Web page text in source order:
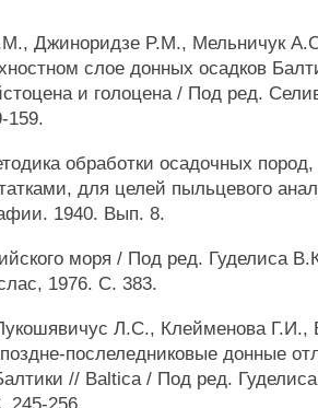
Джиноридзе P.M., Мельничук
слое донных осадков
и голоцена / Под ред.
159.
обработки осадочных
для целей пыльцевого
1940. Вып. 8.
моря / Под ред. Гуделиса
1976. С. 383.
Л.С., Клейменова
послеледниковые донные
// Baltica / Под ред.
245-256.